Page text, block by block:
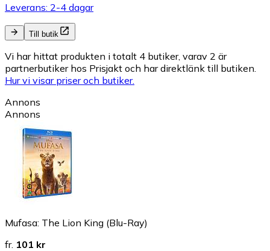
Leverans: 2-4 dagar
Till butik
Vi har hittat produkten i totalt 4 butiker, varav 2 är
partnerbutiker hos Prisjakt och har direktlänk till butiken.
Hur vi visar priser och butiker.
Annons
Annons
Mufasa: The Lion King (Blu-Ray)
fr. 101 kr